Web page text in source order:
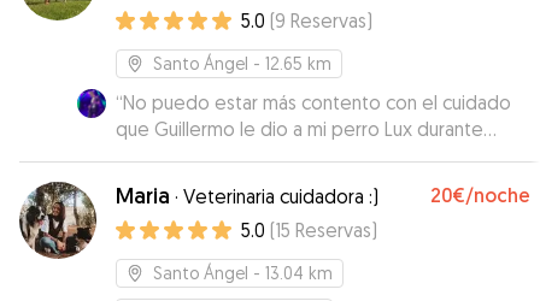
5.0 (9 Reservas)
Santo Ángel - 12.65 km
“No puedo estar más contento con el cuidado
que Guillermo le dio a mi perro Lux durante
varios días. Desde el primer momento, supe que
Lux estaba en las mejores manos. Guillermo es
increíblemente atento, cariñoso y se nota que
ama a los animales. Me mantuvo informado con
fotos y actualizaciones regulares, lo que me dio
una tranquilidad enorme. Lux volvió a casa feliz,
Maria · Veterinaria cuidadora :) 20€/noche
5.0 (15 Reservas)
Santo Ángel - 13.04 km